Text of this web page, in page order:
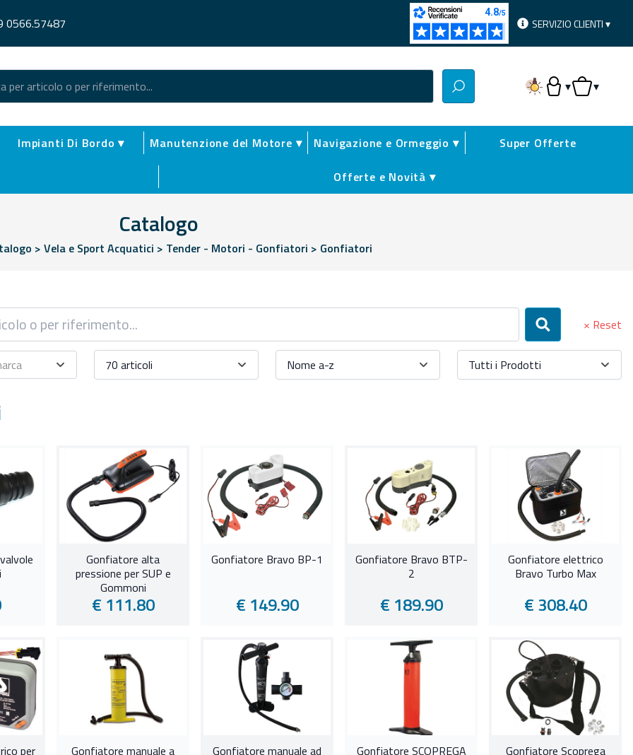
0566.57487 SERVIZIO CLIENTI ▾
▾
Accesso Utente
▾
Carrello
Impianti Di Bordo ▾ Manutenzione del Motore ▾ Navigazione e Ormeggio ▾
Super Offerte
Offerte e Novità ▾
Catalogo
> Vela e Sport Acquatici > Tender - Motori - Gonfiatori > Gonfiatori
Cerca × Reset
70 articoli Nome a-z Tutti i Prodotti
Gonfiatore alta
pressione per SUP e
Gommoni
€ 111.80
Gonfiatore Bravo BP-1
€ 149.90
Gonfiatore Bravo BTP-
2
€ 189.90
Gonfiatore elettrico
Bravo Turbo Max
€ 308.40
per
Gonfiatore manuale a
Gonfiatore manuale ad
Gonfiatore SCOPREGA
Gonfiatore Scoprega